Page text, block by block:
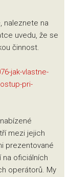
naleznete na
uvedu, že se
činnost.
jak-vlastne-
pri-
mezi jejich
prezentované
na oficiálních
operátorů. My